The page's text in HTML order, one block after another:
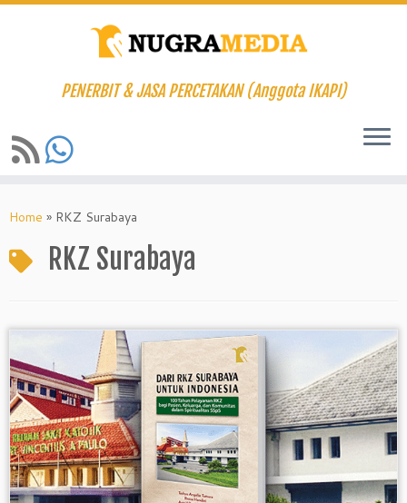
to
PENERBIT & JASA PERCETAKAN (Anggota IKAPI)
Home » RKZ Surabaya
RKZ Surabaya